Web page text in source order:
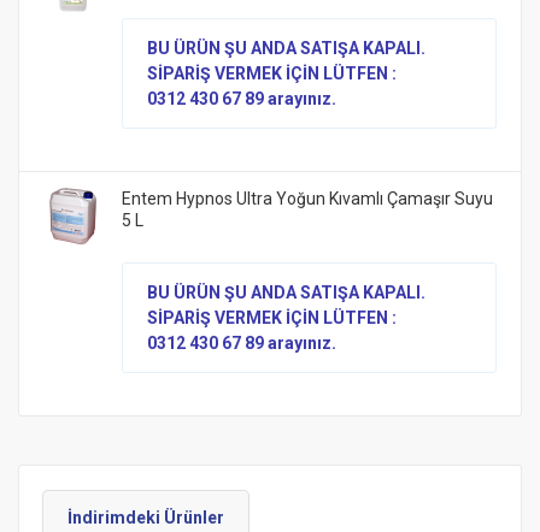
BU ÜRÜN ŞU ANDA SATIŞA KAPALI.
SİPARİŞ VERMEK İÇİN LÜTFEN :
0312 430 67 89 arayınız.
Entem Hypnos Ultra Yoğun Kıvamlı Çamaşır Suyu
5 L
BU ÜRÜN ŞU ANDA SATIŞA KAPALI.
SİPARİŞ VERMEK İÇİN LÜTFEN :
0312 430 67 89 arayınız.
İndirimdeki Ürünler